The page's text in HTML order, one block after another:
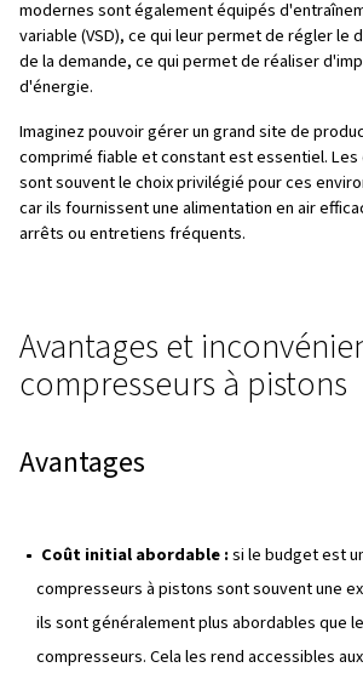
source fiable d'air comprimé.
Les compresseurs à pistons sont
applications qui nécessitent des
intermittents ou moins importants,
et les opérations à petite échelle.
Comment
compresseurs d'air ?
verrouillage, souvent appelés
ensemble. Lorsque ces rotors
compriment progressivement en
qui augmente la pression. Ce